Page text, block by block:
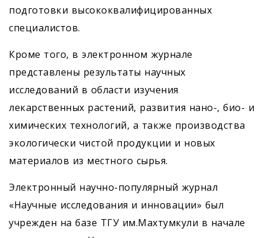
подготовки высококвалифицированных
специалистов.
Кроме того, в электронном журнале
представлены результаты научных
исследований в области изучения
лекарственных растений, развития нано-, био- и
химических технологий, а также производства
экологически чистой продукции и новых
материалов из местного сырья.
Электронный научно-популярный журнал
«Научные исследования и инновации» был
учрежден на базе ТГУ им.Махтумкули в начале